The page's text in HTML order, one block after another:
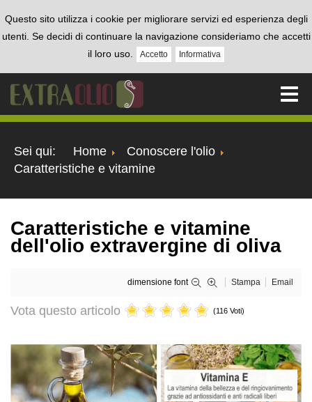
Questo sito utilizza i cookie per migliorare servizi ed esperienza degli
utenti. Se decidi di continuare la navigazione consideriamo che accetti
il loro uso.
Accetto Informativa
Sei qui: Home
Conoscere l'olio
Caratteristiche e vitamine
Caratteristiche e vitamine
dell'olio extravergine di oliva
dimensione font Stampa Email
Vota questo articolo (116 Voti)